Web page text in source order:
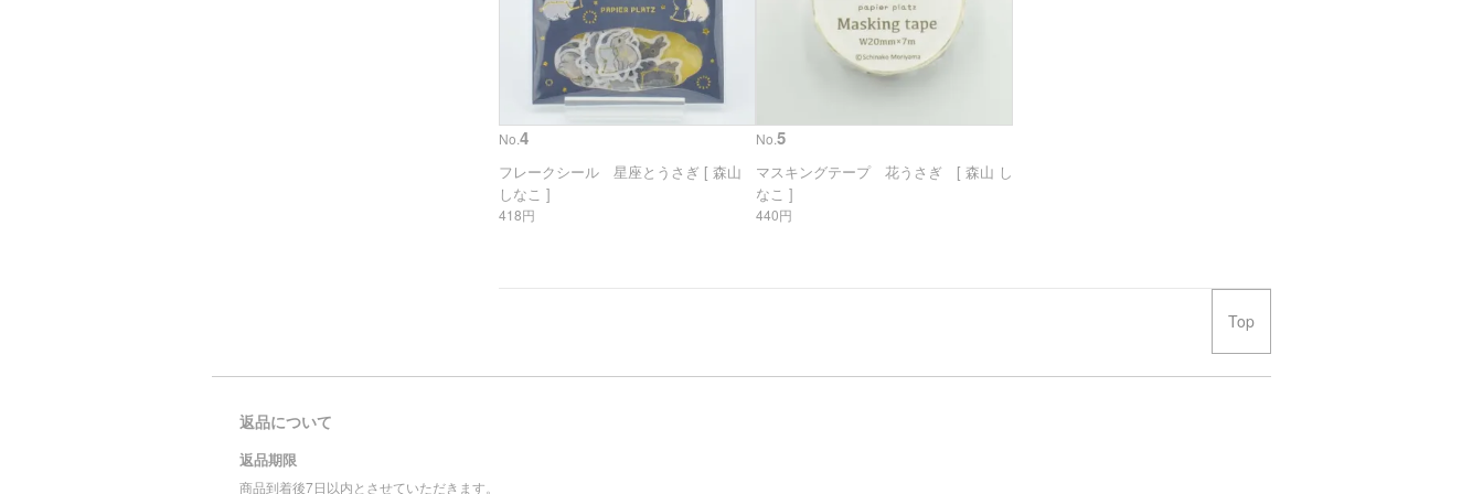
No. 4
フレークシール 星座とうさぎ [ 森山
しなこ ]
418円
No. 5
マスキングテープ 花うさぎ [ 森山 し
なこ ]
440円
Top
返品について
返品期限
商品到着後7日以内とさせていただきます。